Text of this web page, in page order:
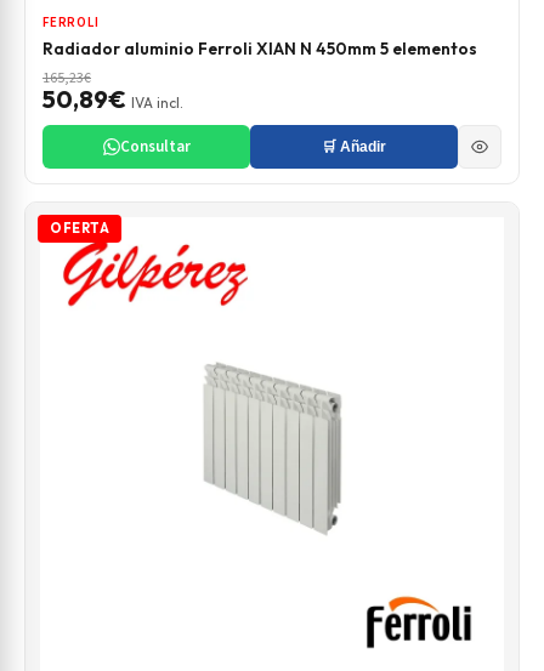
FERROLI
Radiador aluminio Ferroli XIAN N 450mm 5 elementos
165,23€
50,89€ IVA incl.
Consultar 🛒 Añadir
OFERTA